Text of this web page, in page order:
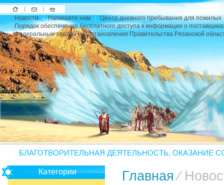
На
главную
Напишите
нам
Карта
сайта
Новости Напишите нам
Центр дневного пребывания для пожилых
Порядок обеспечения бесплатного доступа к информации о
Федеральные законы и Постановления Правительства Рязанской
БЛАГОТВОРИТЕЛЬНАЯ ДЕЯТЕЛЬНОСТЬ, ОКАЗАНИЕ
Категории Главная⁄